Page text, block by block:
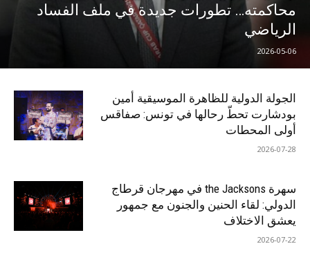
محاكمته… تطورات جديدة في ملف الفساد
الرياضي
2026-05-06
الجولة الدولية للظاهرة الموسيقية أمين
بودشارت تحطّ رحالها في تونس: صفاقس
أولى المحطات
2026-07-28
سهرة the Jacksons في مهرجان قرطاج
الدولي: لقاء الحنين والجنون مع جمهور
يعشق الاختلاف
2026-07-22